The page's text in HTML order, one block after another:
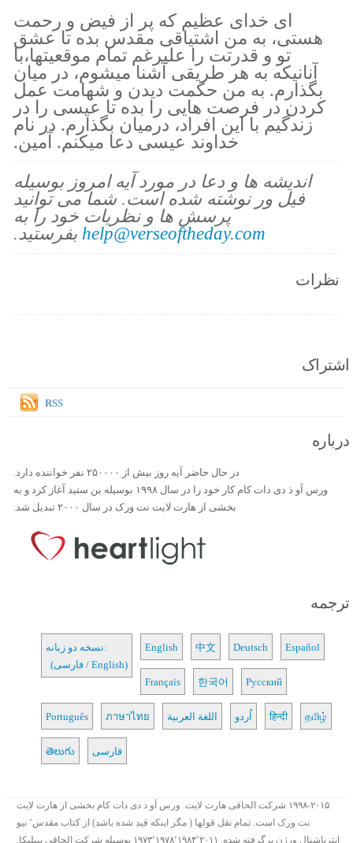
ای خدای عظیم که پر از فیض و رحمت
هستی، به من اشتیاقی مقدس بده تا عشق
تو و قدرتت را علیرغم تمام موقعیتها،با
آنانیکه به هر طریقی آشنا میشوم، در میان
بگذارم. به من حکمت دیدن و شهامت عمل
کردن در فرصت هایی را بده تا عیسی را در
زندگیم با این افراد، درمیان بگذارم. در نام
خداوند عیسی دعا میکنم. آمین.
اندیشه ها و دعا در مورد آیه امروز بوسیله
فیل ور نوشته شده است. شما می توانید
پرسش ها و نظریات خود را به
help@verseoftheday.com بفرستید.
نظرات
اشتراک
RSS
درباره
در حال حاضر آیه روز بیش از ۲۵۰۰۰۰ نفر خواننده دارد.
ورس آو ذ دی دات کام کار خود را در سال ۱۹۹۸ بوسیله بن ستید آغاز کرد و به
بخشی از هارت لایت نت ورک در سال ۲۰۰۰ تبدیل شد.
ترجمه
نسخه دو زبانه:
(فارسی / English)
English 中文 Deutsch Español
Français 한국어 Русский
Português ภาษาไทย اللغة العربية اُردو हिन्दी தமிழ்
తెలుగు فارسی
۱۹۹۸-۲۰۱۵ شرکت الحاقی هارت لایت. ورس آو ذ دی دات کام بخشی از هارت لایت
نت ورک است. تمام نقل قولها ( مگر اینکه قید شده باشد) از کتاب مقدس٬ نیو
انترناشنال ورژن برگرفته شده. ۱۹۷۳٬۱۹۷۸٬۱۹۸۴٬۲۰۱۱ بوسیله شرکت الحاقی بیبلیکا.